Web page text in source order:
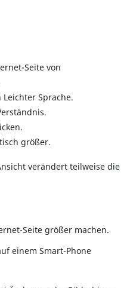
Seite von
Sprache.
größer.
verändert teilweise die
Seite größer machen.
einem Smart-Phone